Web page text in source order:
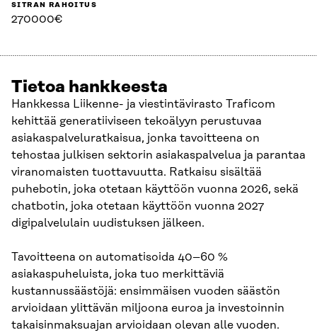
SITRAN RAHOITUS
270000€
Tietoa hankkeesta
Hankkessa Liikenne- ja viestintävirasto Traficom
kehittää generatiiviseen tekoälyyn perustuvaa
asiakaspalveluratkaisua, jonka tavoitteena on
tehostaa julkisen sektorin asiakaspalvelua ja parantaa
viranomaisten tuottavuutta. Ratkaisu sisältää
puhebotin, joka otetaan käyttöön vuonna 2026, sekä
chatbotin, joka otetaan käyttöön vuonna 2027
digipalvelulain uudistuksen jälkeen.
Tavoitteena on automatisoida 40–60 %
asiakaspuheluista, joka tuo merkittäviä
kustannussäästöjä: ensimmäisen vuoden säästön
arvioidaan ylittävän miljoona euroa ja investoinnin
takaisinmaksuajan arvioidaan olevan alle vuoden.